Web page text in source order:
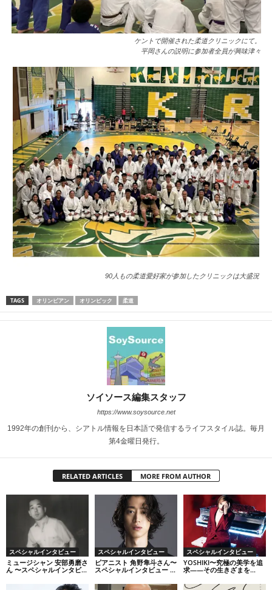
ケントで開催された柔道クリニックにて。
平岡さんの説明に参加者全員が興味津々
90人もの柔道愛好家が参加したクリニックは大盛況
TAGS オリンピアン オリンピック 柔道
ソイソース編集スタッフ
https://www.soysource.net
1992年の創刊から、シアトル情報を日本語で発信するライフスタイル誌。毎月
第4金曜日発行。
RELATED ARTICLES MORE FROM AUTHOR
スペシャルインタビュー
ミュージシャン 安部勇磨さ
ん 〜スペシャルインタビ...
スペシャルインタビュー
ピアニスト 角野隼斗さん〜
スペシャルインタビュー ...
スペシャルインタビュー
YOSHIKI〜究極の美学を追
求――その生きざまを...